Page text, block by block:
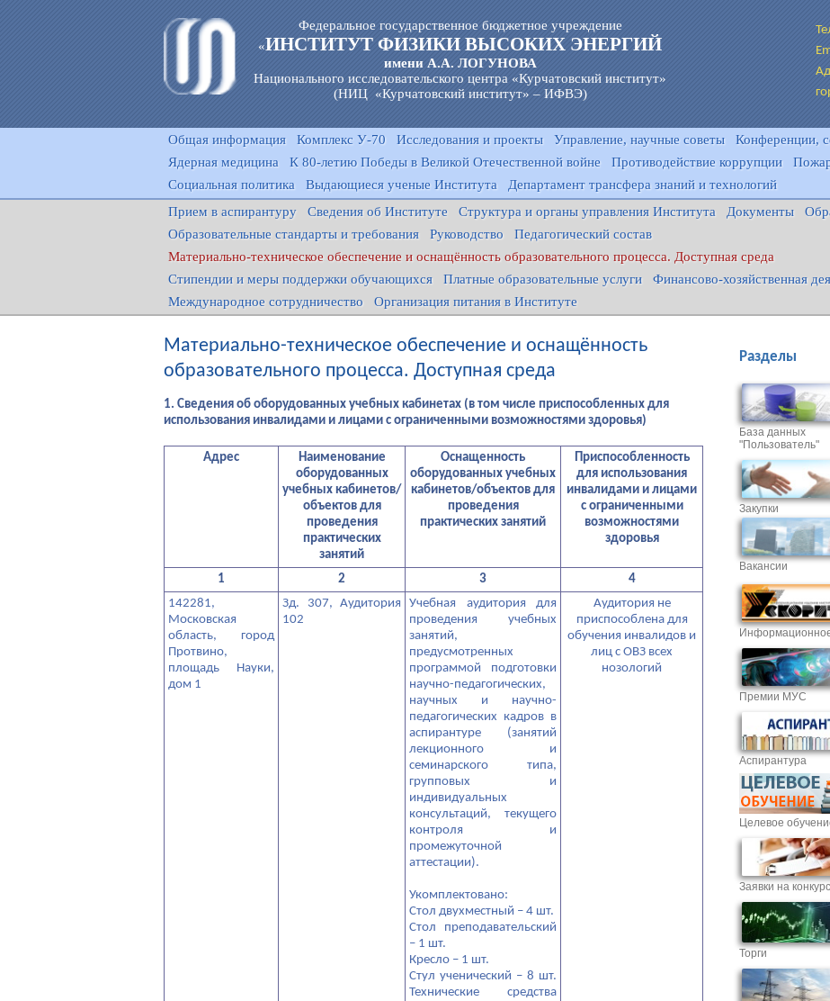
Федеральное государственное бюджетное учреждение
«ИНСТИТУТ ФИЗИКИ ВЫСОКИХ ЭНЕРГИЙ
имени А.А. ЛОГУНОВА
Национального исследовательского центра «Курчатовский институт»
(НИЦ «Курчатовский институт» – ИФВЭ)
Общая информация Комплекс У-70 Исследования и проекты Управление, научные советы Конференции,
Ядерная медицина
К 80-летию Победы в Великой Отечественной войне Противодействие коррупции
Социальная политика
Выдающиеся ученые Института
Департамент трансфера знаний и технологий
Прием в аспирантуру
Сведения об Институте Структура и органы управления Института Документы
Образовательные стандарты и требования
Руководство
Педагогический состав
Материально-техническое обеспечение и оснащённость образовательного процесса. Доступная среда
Стипендии и меры поддержки обучающихся
Платные образовательные услуги Финансово-хозяйственная
Международное сотрудничество
Организация питания в Институте
Материально-техническое обеспечение и оснащённость
образовательного процесса. Доступная среда
1. Сведения об оборудованных учебных кабинетах (в том числе приспособленных для
использования инвалидами и лицами с ограниченными возможностями здоровья)
Адрес
Наименование
оборудованных
учебных кабинетов/
объектов для
проведения
практических
занятий
Оснащенность
оборудованных учебных
кабинетов/объектов для
проведения
практических занятий
Приспособленность
для использования
инвалидами и лицами
с ограниченными
возможностями
здоровья
1 2 3
4
142281,
Московская
область, город
Протвино,
площадь Науки,
дом 1
Зд. 307, Аудитория
102
Учебная аудитория для
проведения учебных
занятий,
предусмотренных
программой подготовки
научно-педагогических,
научных и научно-
педагогических кадров в
аспирантуре (занятий
лекционного и
семинарского типа,
групповых и
индивидуальных
консультаций, текущего
контроля и
промежуточной
аттестации).
Укомплектовано:
Стол двухместный – 4 шт.
Стол преподавательский
– 1 шт.
Кресло – 1 шт.
Стул ученический – 8 шт.
Технические средства
Аудитория не
приспособлена для
обучения инвалидов и
лиц с ОВЗ всех
нозологий
Разделы
База данных
"Пользователь"
Закупки
Вакансии
Премии МУС
Аспирантура
Целевое
Заявки на
Торги